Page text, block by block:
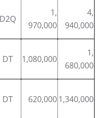
D2Q
1,
970,000
4,
940,000
DT 1,080,000
1,
680,000
DT 620,0001,340,000